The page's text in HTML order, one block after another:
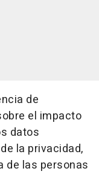
de
el impacto
datos
la privacidad,
de las personas